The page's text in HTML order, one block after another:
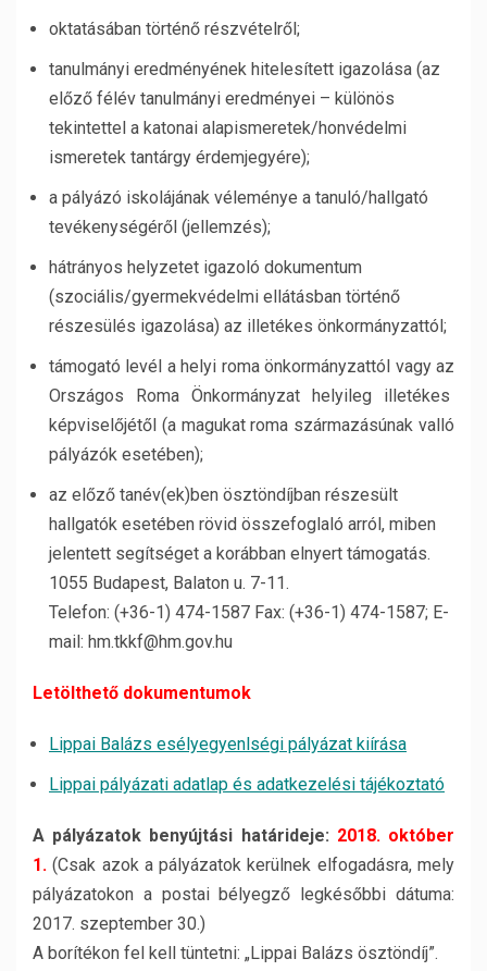
oktatásában történő részvételről;
tanulmányi eredményének hitelesített igazolása (az
előző félév tanulmányi eredményei – különös
tekintettel a katonai alapismeretek/honvédelmi
ismeretek tantárgy érdemjegyére);
a pályázó iskolájának véleménye a tanuló/hallgató
tevékenységéről (jellemzés);
hátrányos helyzetet igazoló dokumentum
(szociális/gyermekvédelmi ellátásban történő
részesülés igazolása) az illetékes önkormányzattól;
támogató levél a helyi roma önkormányzattól vagy az
Országos Roma Önkormányzat helyileg illetékes
képviselőjétől (a magukat roma származásúnak valló
pályázók esetében);
az előző tanév(ek)ben ösztöndíjban részesült
hallgatók esetében rövid összefoglaló arról, miben
jelentett segítséget a korábban elnyert támogatás.
1055 Budapest, Balaton u. 7-11.
Telefon: (+36-1) 474-1587 Fax: (+36-1) 474-1587; E-
mail: hm.tkkf@hm.gov.hu
Letölthető dokumentumok
Lippai Balázs esélyegyenlségi pályázat kiírása
Lippai pályázati adatlap és adatkezelési tájékoztató
A pályázatok benyújtási határideje: 2018. október
1. (Csak azok a pályázatok kerülnek elfogadásra, mely
pályázatokon a postai bélyegző legkésőbbi dátuma:
2017. szeptember 30.)
A borítékon fel kell tüntetni: „Lippai Balázs ösztöndíj”.